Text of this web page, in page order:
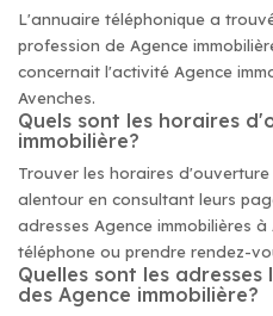
L'annuaire téléphonique a
profession de Agence
concernait l'activité Agence
Avenches.
Quels sont les horaires
immobilière?
Trouver les horaires
alentour en consultant leurs
adresses Agence immobilières
téléphone ou prendre rendez-
Quelles sont les adresses
des Agence immobilière?